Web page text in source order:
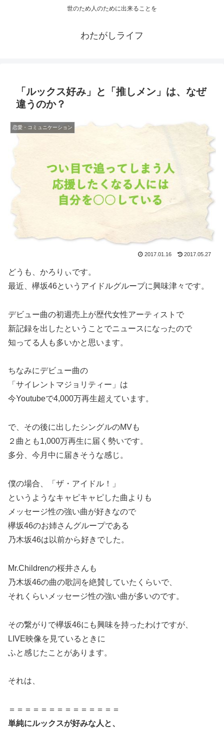
世のため人のために出来ることを
わたがしライフ
「ルックス好み」と「推しメン」は、なぜ
違うのか？
恋愛・コミュニケーション
2017.01.16 2017.05.27
どうも、かろりぃです。
最近、欅坂46というアイドルグループに興味津々です。
デビュー曲の初週売上が歴代女性アーティストで
新記録を出したということでニュースになったので
知ってる人も多いかと思います。
ちなみにデビュー曲の
「サイレントマジョリティー」は
今Youtubeで4,000万再生超えています。
で、その後に出したシングルのMVも
２曲とも1,000万再生に届く勢いです。
多分、今月中に届きそうな感じ。
僕の場合、「ザ・アイドル！」
というようなキャピキャピした曲よりも
メッセージ性の強い曲が好きなので
欅坂46のお姉さんグループである
乃木坂46は以前から好きでした。
Mr.Childrenの桜井さんも
乃木坂46の曲の歌詞を絶賛していたくらいで、
それくらいメッセージ性の強い曲が多いのです。
その繋がりで欅坂46にも興味を持ったわけですが、
LIVE映像を見ているときに
ふと感じたことがあります。
それは、
＝＝＝＝＝＝＝＝＝＝＝＝＝＝
単純にルックスが好みな人と、